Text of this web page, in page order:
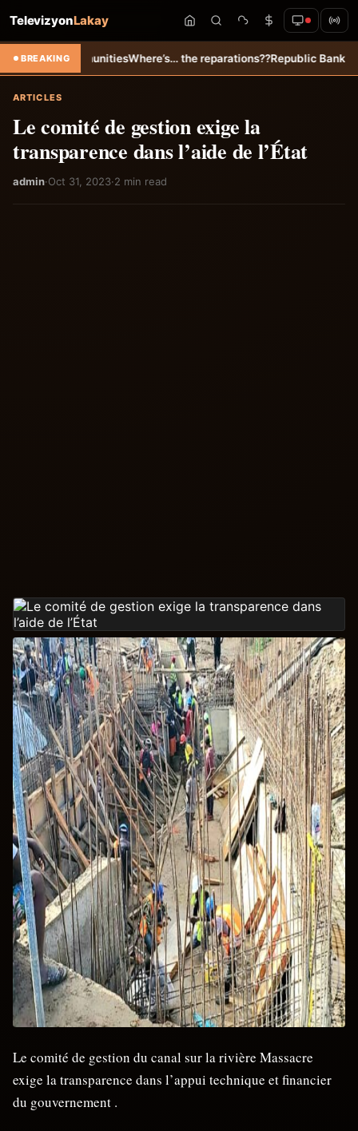
TelevizyonLakay
BREAKING
communities Where’s… the reparations??Republic Bank CPL
ARTICLES
Le comité de gestion exige la
transparence dans l’aide de l’État
admin·Oct 31, 2023·2 min read
Le comité de gestion du canal sur la rivière Massacre
exige la transparence dans l’appui technique et financier
du gouvernement .